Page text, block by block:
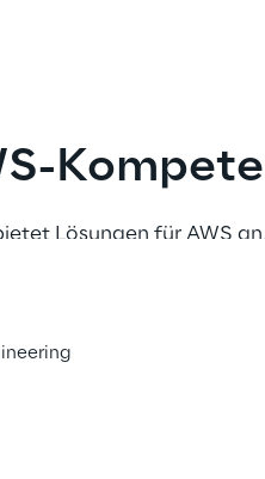
Lösungen für AWS
Generative AI
Kompetenz und Erfolge bei